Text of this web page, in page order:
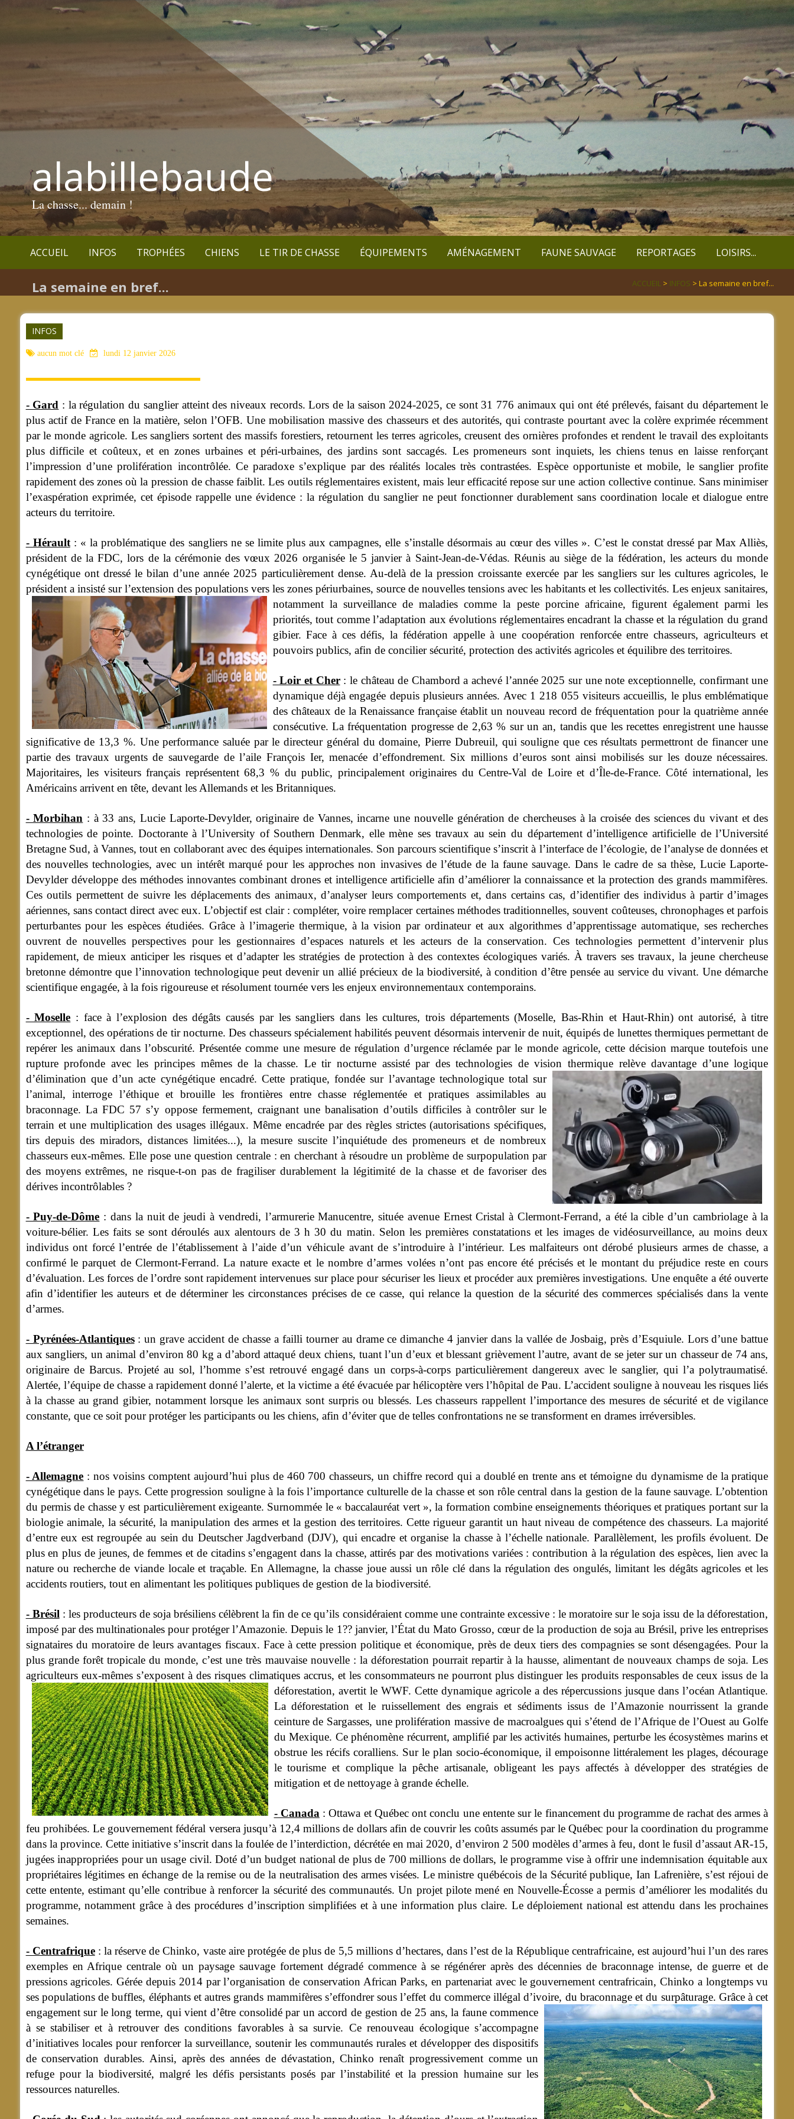
alabillebaude
La chasse... demain !
ACCUEIL INFOS TROPHÉES CHIENS LE TIR DE CHASSE ÉQUIPEMENTS AMÉNAGEMENT FAUNE SAUVAGE REPORTAGES LOISIRS...
La semaine en bref... ACCUEIL > INFOS > La semaine en bref...
INFOS
aucun mot clé lundi 12 janvier 2026
- Gard : la régulation du sanglier atteint des niveaux records. Lors de la saison 2024-2025, ce sont 31 776 animaux qui ont été prélevés, faisant du département le
plus actif de France en la matière, selon l’OFB. Une mobilisation massive des chasseurs et des autorités, qui contraste pourtant avec la colère exprimée récemment
par le monde agricole. Les sangliers sortent des massifs forestiers, retournent les terres agricoles, creusent des ornières profondes et rendent le travail des exploitants
plus difficile et coûteux, et en zones urbaines et péri-urbaines, des jardins sont saccagés. Les promeneurs sont inquiets, les chiens tenus en laisse renforçant
l’impression d’une prolifération incontrôlée. Ce paradoxe s’explique par des réalités locales très contrastées. Espèce opportuniste et mobile, le sanglier profite
rapidement des zones où la pression de chasse faiblit. Les outils réglementaires existent, mais leur efficacité repose sur une action collective continue. Sans minimiser
l’exaspération exprimée, cet épisode rappelle une évidence : la régulation du sanglier ne peut fonctionner durablement sans coordination locale et dialogue entre
acteurs du territoire.
- Hérault: « la problématique des sangliers ne se limite plus aux campagnes, elle s’installe désormais au cœur des villes ». C’est le constat dressé par Max Alliès,
président de la FDC, lors de la cérémonie des vœux 2026 organisée le 5 janvier à Saint-Jean-de-Védas. Réunis au siège de la fédération, les acteurs du monde
cynégétique ont dressé le bilan d’une année 2025 particulièrement dense. Au-delà de la pression croissante exercée par les sangliers sur les cultures agricoles, le
président a insisté sur l’extension des populations vers les zones périurbaines, source de nouvelles tensions avec les habitants et les collectivités.Les enjeux sanitaires,
notamment la surveillance de maladies comme la peste porcine africaine, figurent également parmi les
priorités, tout comme l’adaptation aux évolutions réglementaires encadrant la chasse et la régulation du grand
gibier. Face à ces défis, la fédération appelle à une coopération renforcée entre chasseurs, agriculteurs et
pouvoirs publics, afin de concilier sécurité, protection des activités agricoles et équilibre des territoires.
- Loir et Cher: le château de Chambord a achevé l’année 2025 sur une note exceptionnelle, confirmant une
dynamique déjà engagée depuis plusieurs années. Avec 1 218 055 visiteurs accueillis, le plus emblématique
des châteaux de la Renaissance française établit un nouveau record de fréquentation pour la quatrième année
consécutive. La fréquentation progresse de 2,63 % sur un an, tandis que les recettes enregistrent une hausse
significative de 13,3 %. Une performance saluée par le directeur général du domaine, Pierre Dubreuil, qui souligne que ces résultats permettront de financer une
partie des travaux urgents de sauvegarde de l’aile François Ier, menacée d’effondrement. Six millions d’euros sont ainsi mobilisés sur les douze nécessaires.
Majoritaires, les visiteurs français représentent 68,3 % du public, principalement originaires du Centre-Val de Loire et d’Île-de-France. Côté international, les
Américains arrivent en tête, devant les Allemands et les Britanniques.
- Morbihan : à 33 ans, Lucie Laporte-Devylder, originaire de Vannes, incarne une nouvelle génération de chercheuses à la croisée des sciences du vivant et des
technologies de pointe. Doctorante à l’University of Southern Denmark, elle mène ses travaux au sein du département d’intelligence artificielle de l’Université
Bretagne Sud, à Vannes, tout en collaborant avec des équipes internationales. Son parcours scientifique s’inscrit à l’interface de l’écologie, de l’analyse de données et
des nouvelles technologies, avec un intérêt marqué pour les approches non invasives de l’étude de la faune sauvage. Dans le cadre de sa thèse, Lucie Laporte-
Devylder développe des méthodes innovantes combinant drones et intelligence artificielle afin d’améliorer la connaissance et la protection des grands mammifères.
Ces outils permettent de suivre les déplacements des animaux, d’analyser leurs comportements et, dans certains cas, d’identifier des individus à partir d’images
aériennes, sans contact direct avec eux. L’objectif est clair : compléter, voire remplacer certaines méthodes traditionnelles, souvent coûteuses, chronophages et parfois
perturbantes pour les espèces étudiées. Grâce à l’imagerie thermique, à la vision par ordinateur et aux algorithmes d’apprentissage automatique, ses recherches
ouvrent de nouvelles perspectives pour les gestionnaires d’espaces naturels et les acteurs de la conservation. Ces technologies permettent d’intervenir plus
rapidement, de mieux anticiper les risques et d’adapter les stratégies de protection à des contextes écologiques variés. À travers ses travaux, la jeune chercheuse
bretonne démontre que l’innovation technologique peut devenir un allié précieux de la biodiversité, à condition d’être pensée au service du vivant. Une démarche
scientifique engagée, à la fois rigoureuse et résolument tournée vers les enjeux environnementaux contemporains.
- Moselle : face à l’explosion des dégâts causés par les sangliers dans les cultures, trois départements (Moselle, Bas-Rhin et Haut-Rhin) ont autorisé, à titre
exceptionnel, des opérations de tir nocturne. Des chasseurs spécialement habilités peuvent désormais intervenir de nuit, équipés de lunettes thermiques permettant de
repérer les animaux dans l’obscurité. Présentée comme une mesure de régulation d’urgence réclamée par le monde agricole, cette décision marque toutefois une
rupture profonde avec les principes mêmes de la chasse. Le tir nocturne assisté par des technologies de vision thermique relève davantage d’une logique
d’élimination que d’un acte cynégétique encadré.Cette pratique, fondée sur l’avantage technologique total sur
l’animal, interroge l’éthique et brouille les frontières entre chasse réglementée et pratiques assimilables au
braconnage. La FDC 57 s’y oppose fermement, craignant une banalisation d’outils difficiles à contrôler sur le
terrain et une multiplication des usages illégaux. Même encadrée par des règles strictes (autorisations spécifiques,
tirs depuis des miradors, distances limitées...), la mesure suscite l’inquiétude des promeneurs et de nombreux
chasseurs eux-mêmes. Elle pose une question centrale : en cherchant à résoudre un problème de surpopulation par
des moyens extrêmes, ne risque-t-on pas de fragiliser durablement la légitimité de la chasse et de favoriser des
dérives incontrôlables ?
- Puy-de-Dôme : dans la nuit de jeudi à vendredi, l’armurerie Manucentre, située avenue Ernest Cristal à Clermont-Ferrand, a été la cible d’un cambriolage à la
voiture-bélier. Les faits se sont déroulés aux alentours de 3 h 30 du matin. Selon les premières constatations et les images de vidéosurveillance, au moins deux
individus ont forcé l’entrée de l’établissement à l’aide d’un véhicule avant de s’introduire à l’intérieur. Les malfaiteurs ont dérobé plusieurs armes de chasse, a
confirmé le parquet de Clermont-Ferrand. La nature exacte et le nombre d’armes volées n’ont pas encore été précisés et le montant du préjudice reste en cours
d’évaluation. Les forces de l’ordre sont rapidement intervenues sur place pour sécuriser les lieux et procéder aux premières investigations. Une enquête a été ouverte
afin d’identifier les auteurs et de déterminer les circonstances précises de ce casse, qui relance la question de la sécurité des commerces spécialisés dans la vente
d’armes.
- Pyrénées-Atlantiques: un grave accident de chasse a failli tourner au drame ce dimanche 4 janvier dans la vallée de Josbaig, près d’Esquiule. Lors d’une battue
aux sangliers, un animal d’environ 80 kg a d’abord attaqué deux chiens, tuant l’un d’eux et blessant grièvement l’autre, avant de se jeter sur un chasseur de 74 ans,
originaire de Barcus. Projeté au sol, l’homme s’est retrouvé engagé dans un corps-à-corps particulièrement dangereux avec le sanglier, qui l’a polytraumatisé.
Alertée, l’équipe de chasse a rapidement donné l’alerte, et la victime a été évacuée par hélicoptère vers l’hôpital de Pau. L’accident souligne à nouveau les risques liés
à la chasse au grand gibier, notamment lorsque les animaux sont surpris ou blessés. Les chasseurs rappellent l’importance des mesures de sécurité et de vigilance
constante, que ce soit pour protéger les participants ou les chiens, afin d’éviter que de telles confrontations ne se transforment en drames irréversibles.
A l’étranger
- Allemagne : nos voisins comptent aujourd’hui plus de 460 700 chasseurs, un chiffre record qui a doublé en trente ans et témoigne du dynamisme de la pratique
cynégétique dans le pays. Cette progression souligne à la fois l’importance culturelle de la chasse et son rôle central dans la gestion de la faune sauvage. L’obtention
du permis de chasse y est particulièrement exigeante. Surnommée le « baccalauréat vert », la formation combine enseignements théoriques et pratiques portant sur la
biologie animale, la sécurité, la manipulation des armes et la gestion des territoires. Cette rigueur garantit un haut niveau de compétence des chasseurs. La majorité
d’entre eux est regroupée au sein du Deutscher Jagdverband (DJV), qui encadre et organise la chasse à l’échelle nationale. Parallèlement, les profils évoluent. De
plus en plus de jeunes, de femmes et de citadins s’engagent dans la chasse, attirés par des motivations variées : contribution à la régulation des espèces, lien avec la
nature ou recherche de viande locale et traçable. En Allemagne, la chasse joue aussi un rôle clé dans la régulation des ongulés, limitant les dégâts agricoles et les
accidents routiers, tout en alimentant les politiques publiques de gestion de la biodiversité.
- Brésil : les producteurs de soja brésiliens célèbrent la fin de ce qu’ils considéraient comme une contrainte excessive : le moratoire sur le soja issu de la déforestation,
imposé par des multinationales pour protéger l’Amazonie. Depuis le 1?? janvier, l’État du Mato Grosso, cœur de la production de soja au Brésil, prive les entreprises
signataires du moratoire de leurs avantages fiscaux. Face à cette pression politique et économique, près de deux tiers des compagnies se sont désengagées. Pour la
plus grande forêt tropicale du monde, c’est une très mauvaise nouvelle : la déforestation pourrait repartir à la hausse, alimentant de nouveaux champs de soja. Les
agriculteurs eux-mêmes s’exposent à des risques climatiques accrus, et les consommateurs ne pourront plus distinguer les produits responsables de ceux issus de la
déforestation, avertit le WWF. Cette dynamique agricole a des répercussions jusque dans l’océan Atlantique.
La déforestation et le ruissellement des engrais et sédiments issus de l’Amazonie nourrissent la grande
ceinture de Sargasses, une prolifération massive de macroalgues qui s’étend de l’Afrique de l’Ouest au Golfe
du Mexique. Ce phénomène récurrent, amplifié par les activités humaines, perturbe les écosystèmes marins et
obstrue les récifs coralliens. Sur le plan socio-économique, il empoisonne littéralement les plages, décourage
le tourisme et complique la pêche artisanale, obligeant les pays affectés à développer des stratégies de
mitigation et de nettoyage à grande échelle.
- Canada : Ottawa et Québec ont conclu une entente sur le financement du programme de rachat des armes à
feu prohibées. Le gouvernement fédéral versera jusqu’à 12,4 millions de dollars afin de couvrir les coûts assumés par le Québec pour la coordination du programme
dans la province. Cette initiative s’inscrit dans la foulée de l’interdiction, décrétée en mai 2020, d’environ 2 500 modèles d’armes à feu, dont le fusil d’assaut AR-15,
jugées inappropriées pour un usage civil. Doté d’un budget national de plus de 700 millions de dollars, le programme vise à offrir une indemnisation équitable aux
propriétaires légitimes en échange de la remise ou de la neutralisation des armes visées. Le ministre québécois de la Sécurité publique, Ian Lafrenière, s’est réjoui de
cette entente, estimant qu’elle contribue à renforcer la sécurité des communautés. Un projet pilote mené en Nouvelle-Écosse a permis d’améliorer les modalités du
programme, notamment grâce à des procédures d’inscription simplifiées et à une information plus claire. Le déploiement national est attendu dans les prochaines
semaines.
- Centrafrique: la réserve de Chinko, vaste aire protégée de plus de 5,5 millions d’hectares, dans l’est de la République centrafricaine, est aujourd’hui l’un des rares
exemples en Afrique centrale où un paysage sauvage fortement dégradé commence à se régénérer après des décennies de braconnage intense, de guerre et de
pressions agricoles. Gérée depuis 2014 par l’organisation de conservation African Parks, en partenariat avec le gouvernement centrafricain, Chinko a longtemps vu
ses populations de buffles, éléphants et autres grands mammifères s’effondrer sous l’effet du commerce illégal d’ivoire, du braconnage et du surpâturage. Grâce à cet
engagement sur le long terme, qui vient d’être consolidé par un accord de gestion de 25 ans, la faune commence
à se stabiliser et à retrouver des conditions favorables à sa survie. Ce renouveau écologique s’accompagne
d’initiatives locales pour renforcer la surveillance, soutenir les communautés rurales et développer des dispositifs
de conservation durables. Ainsi, après des années de dévastation, Chinko renaît progressivement comme un
refuge pour la biodiversité, malgré les défis persistants posés par l’instabilité et la pression humaine sur les
ressources naturelles.